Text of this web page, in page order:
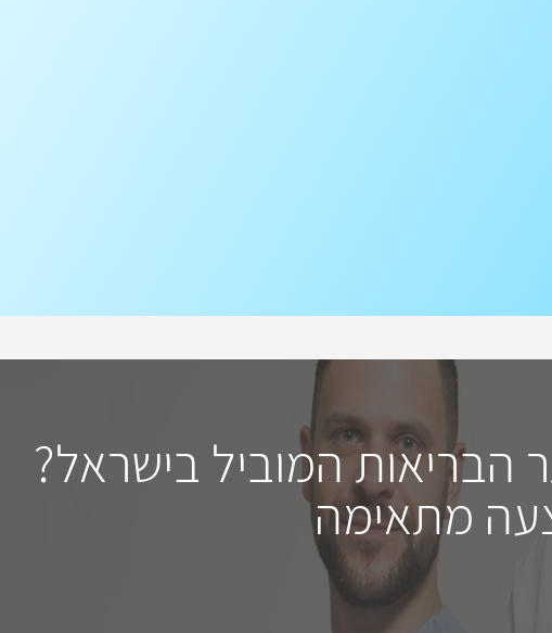
הבריאות המוביל בישראל?
מתאימה